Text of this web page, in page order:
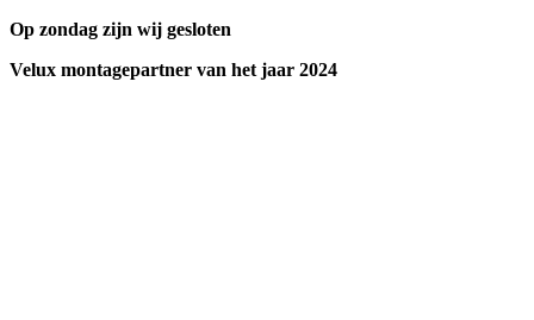
Op zondag zijn wij gesloten
Velux montagepartner van het jaar 2024